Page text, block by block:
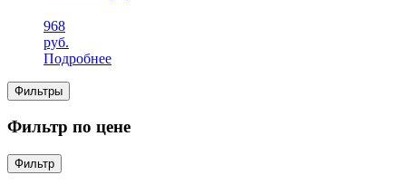
968
руб.
Подробнее
Фильтры
Фильтр по цене
Фильтр